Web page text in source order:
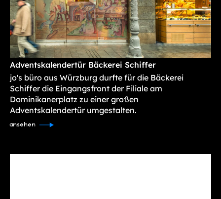
Adventskalendertür Bäckerei Schiffer
jo's büro aus Würzburg durfte für die Bäckerei
Schiffer die Eingangsfront der Filiale am
Dominikanerplatz zu einer großen
Adventskalendertür umgestalten.
ansehen